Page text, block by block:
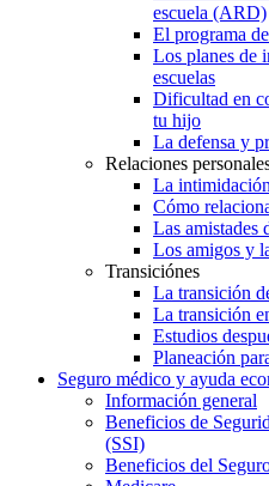
escuela (ARD)
El programa
Los planes de
escuelas
Dificultad en
tu hijo
La defensa y
Relaciones
La intimidación
Cómo
Las amistades
Los amigos y
Transiciónes
La transición
La transición
Estudios
Planeación
Seguro médico y ayuda
Información general
Beneficios de
(SSI)
Beneficios del